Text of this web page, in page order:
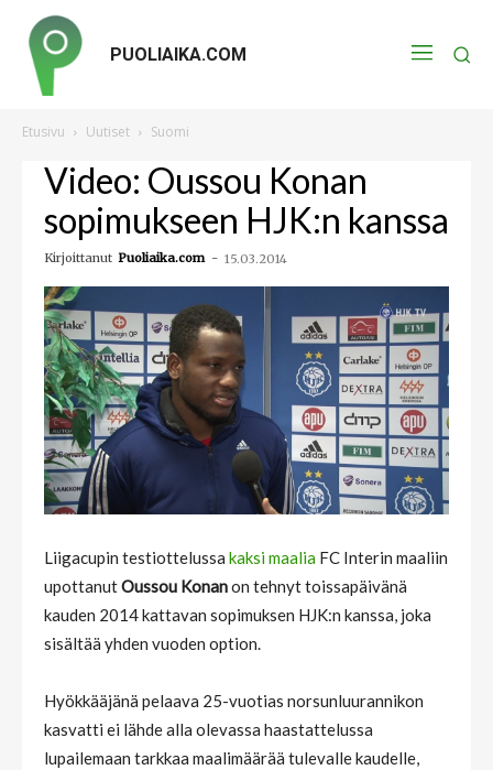
PUOLIAIKA.COM
Etusivu Uutiset Suomi
Video: Oussou Konan
sopimukseen HJK:n kanssa
Kirjoittanut Puoliaika.com - 15.03.2014
Liigacupin testiottelussa kaksi maalia FC Interin maaliin
upottanutOussou Konanon tehnyt toissapäivänä
kauden 2014 kattavan sopimuksen HJK:n kanssa, joka
sisältää yhden vuoden option.
Hyökkääjänä pelaava 25-vuotias norsunluurannikon
kasvatti ei lähde alla olevassa haastattelussa
lupailemaan tarkkaa maalimäärää tulevalle kaudelle,